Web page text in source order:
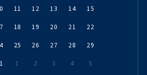
11 12 13 14 15
18 19 20 21 22
25 26 27 28 29
1 2 3 4 5